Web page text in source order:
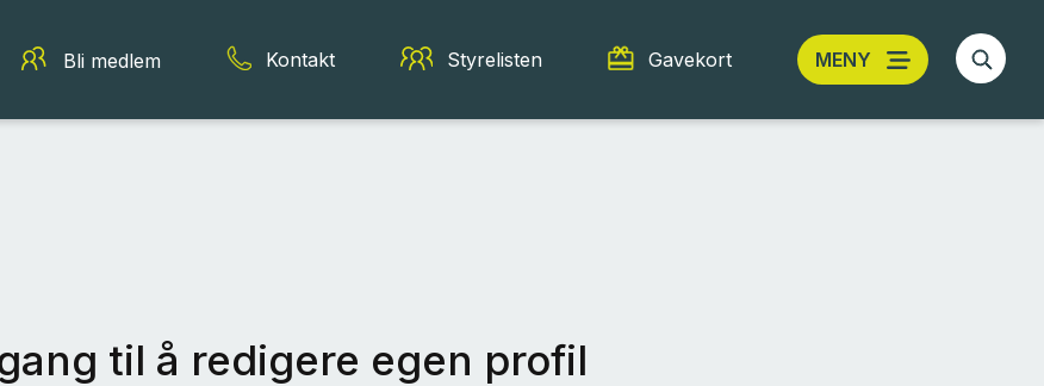
Bli medlem Kontakt Styrelisten Gavekort MENY
til å redigere egen profil